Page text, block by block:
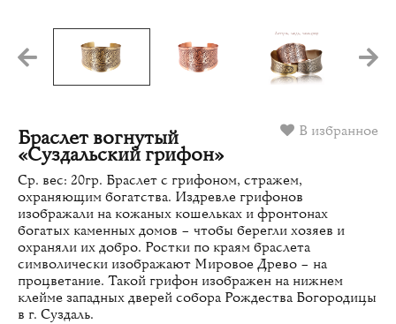
В избранное
Браслет вогнутый
«Суздальский грифон»
Ср. вес: 20гр. Браслет с грифоном, стражем,
охраняющим богатства. Издревле грифонов
изображали на кожаных кошельках и фронтонах
богатых каменных домов – чтобы берегли хозяев и
охраняли их добро. Ростки по краям браслета
символически изображают Мировое Древо – на
процветание. Такой грифон изображен на нижнем
клейме западных дверей собора Рождества Богородицы
в г. Суздаль.